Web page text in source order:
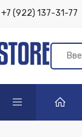
+7 (922) 137-31-77